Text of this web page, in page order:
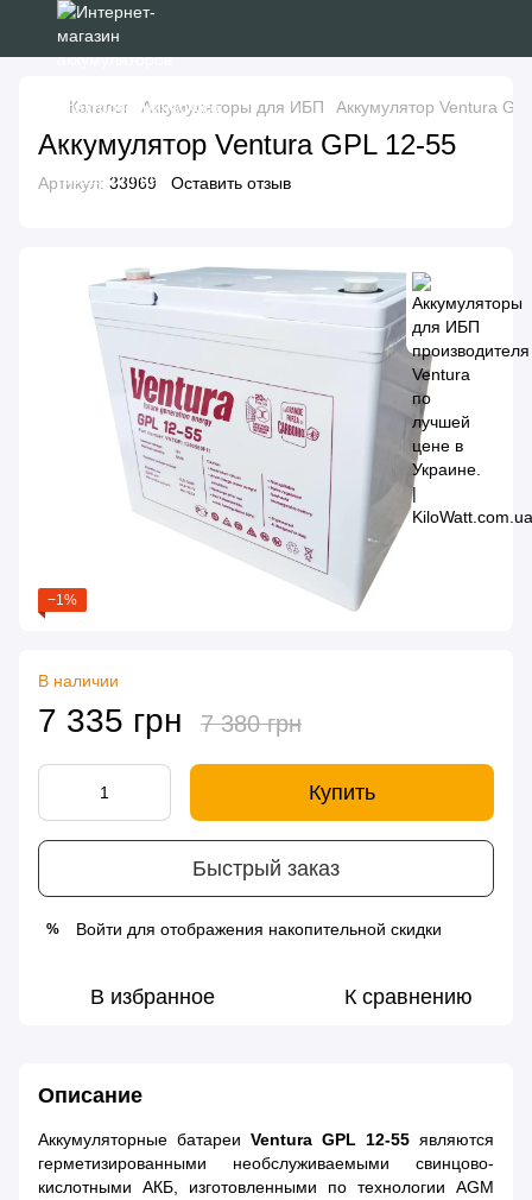
Каталог Аккумуляторы для ИБП Аккумулятор Ventura
Аккумулятор Ventura GPL 12-55
Артикул: 33969 Оставить отзыв
−1%
В наличии
7 335 грн 7 380 грн
Купить
Быстрый заказ
% Войти для отображения накопительной скидки
В избранное К сравнению
Описание
Аккумуляторные батареи Ventura GPL 12-55 являются
герметизированными необслуживаемыми свинцово-
кислотными АКБ, изготовленными по технологии AGM